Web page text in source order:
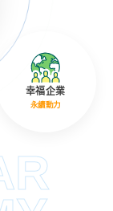
幸福企業
永續動力